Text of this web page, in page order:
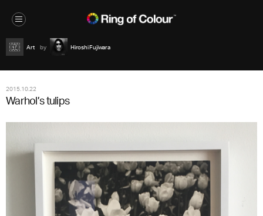
Art Hiroshi Fujiwara
2015.10.22
Warhol’s tulips